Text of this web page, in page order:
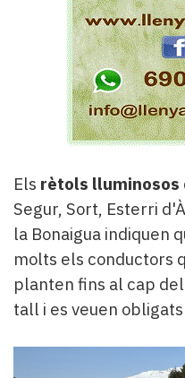
Els rètols lluminosos
Segur, Sort, Esterri
la Bonaigua indiquen
molts els conductors
planten fins al cap
tall i es veuen